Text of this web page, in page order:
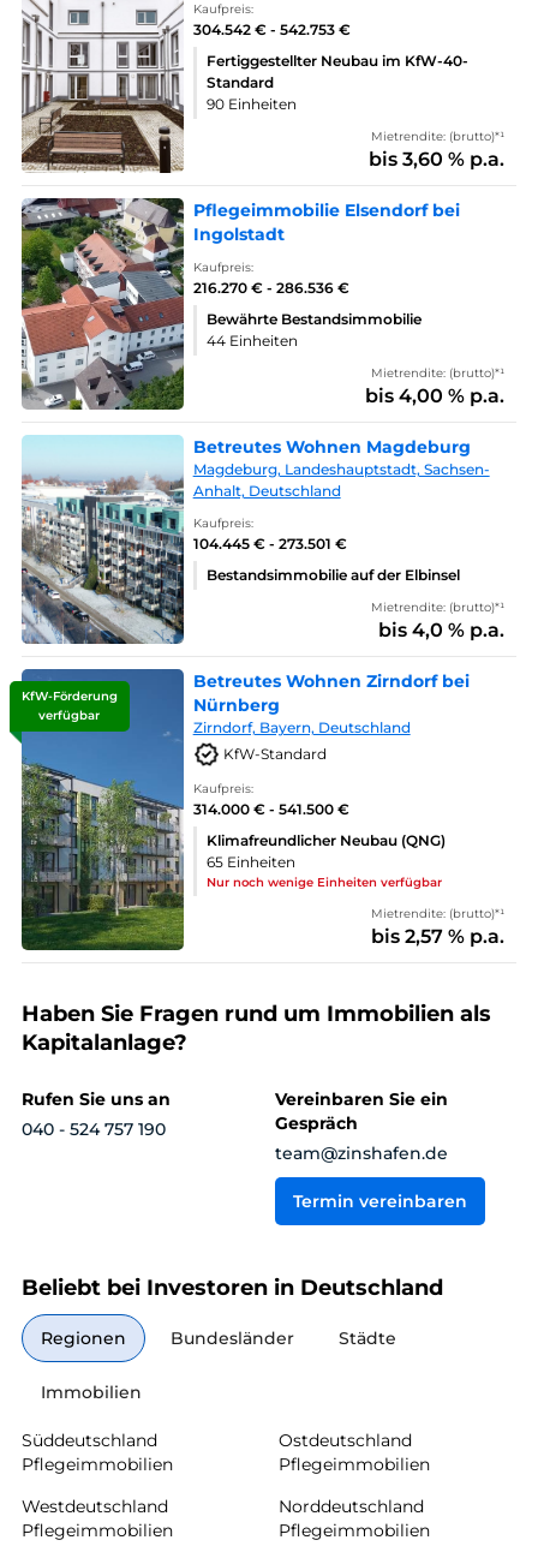
Kaufpreis:
304.542 € - 542.753 €
Fertiggestellter Neubau im KfW-40-
Standard
90 Einheiten
Mietrendite: (brutto)*¹
bis 3,60 % p.a.
Pflegeimmobilie Elsendorf bei
Ingolstadt
Kaufpreis:
216.270 € - 286.536 €
Bewährte Bestandsimmobilie
44 Einheiten
Mietrendite: (brutto)*¹
bis 4,00 % p.a.
Betreutes Wohnen Magdeburg
Magdeburg, Landeshauptstadt, Sachsen-
Anhalt, Deutschland
Kaufpreis:
104.445 € - 273.501 €
Bestandsimmobilie auf der Elbinsel
Mietrendite: (brutto)*¹
bis 4,0 % p.a.
KfW-Förderung
verfügbar
Betreutes Wohnen Zirndorf bei
Nürnberg
Zirndorf, Bayern, Deutschland
KfW-Standard
Kaufpreis:
314.000 € - 541.500 €
Klimafreundlicher Neubau (QNG)
65 Einheiten
Nur noch wenige Einheiten verfügbar
Mietrendite: (brutto)*¹
bis 2,57 % p.a.
Haben Sie Fragen rund um Immobilien als
Kapitalanlage?
Rufen Sie uns an
040 - 524 757 190
Vereinbaren Sie ein
Gespräch
team@zinshafen.de
Termin vereinbaren
Beliebt bei Investoren in Deutschland
Regionen Bundesländer Städte
Immobilien
Süddeutschland
Pflegeimmobilien
Ostdeutschland
Pflegeimmobilien
Westdeutschland
Pflegeimmobilien
Norddeutschland
Pflegeimmobilien